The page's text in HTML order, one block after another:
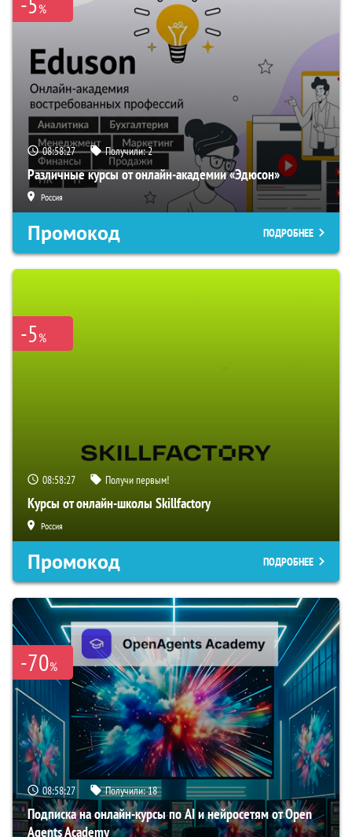
%
08:58:26 Получили:2
Различные курсы от онлайн-академии «Эдюсон»
Россия
Промокод ПОДРОБНЕЕ
-5%
08:58:26 Получи первым!
Курсы от онлайн-школы Skillfactory
Россия
Промокод ПОДРОБНЕЕ
-70%
08:58:26 Получили:18
Подписка на онлайн-курсы по AI и нейросетям от Open
Agents Academy